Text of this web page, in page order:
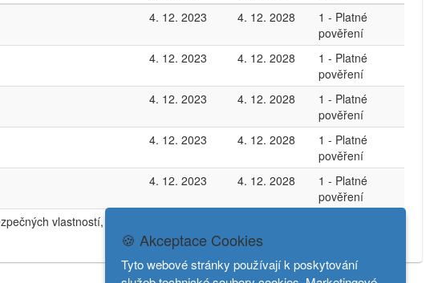
4. 12. 2023 4. 12. 2028
1 - Platné
pověření
4. 12. 2023 4. 12. 2028
1 - Platné
pověření
4. 12. 2023 4. 12. 2028
1 - Platné
pověření
4. 12. 2023 4. 12. 2028
1 - Platné
pověření
4. 12. 2023 4. 12. 2028
1 - Platné
pověření
vlastností, kterou
🍪 Akceptace Cookies
Tyto webové stránky používají k poskytování